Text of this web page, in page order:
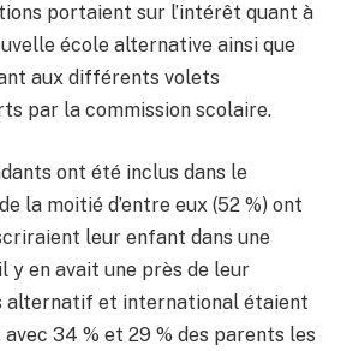
portaient sur l’intérêt quant à
école alternative ainsi que
aux différents volets
par la commission scolaire.
ont été inclus dans le
la moitié d’entre eux (52 %) ont
leur enfant dans une
y en avait une près de leur
alternatif et international étaient
34 % et 29 % des parents les